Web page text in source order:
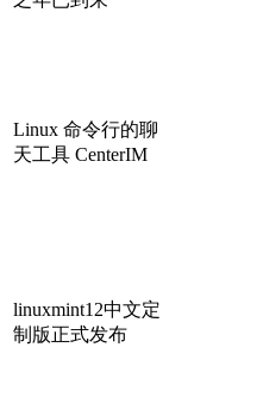
Linux 命令行的聊
天工具 CenterIM
linuxmint12中文定
制版正式发布